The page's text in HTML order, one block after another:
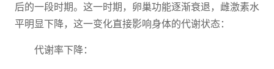
后的一段时期。这一时期，卵巢功能逐渐衰退，雌激素水
平明显下降，这一变化直接影响身体的代谢状态：
代谢率下降：